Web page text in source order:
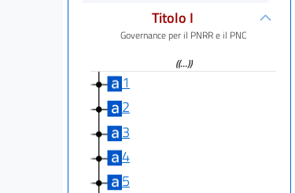
Titolo I
Governance per il PNRR e il PNC
((...))
1
2
3
4
5